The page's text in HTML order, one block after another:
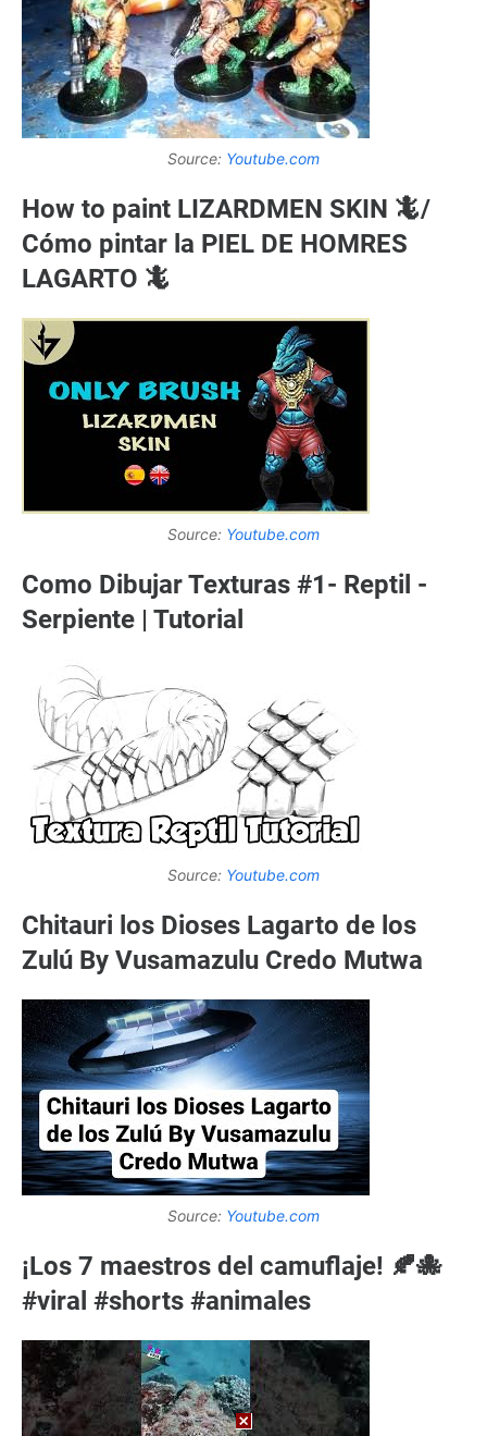
Source: Youtube.com
How to paint LIZARDMEN SKIN 🦎/
Cómo pintar la PIEL DE HOMRES
LAGARTO 🦎
Source: Youtube.com
Como Dibujar Texturas #1- Reptil -
Serpiente | Tutorial
Source: Youtube.com
Chitauri los Dioses Lagarto de los
Zulú By Vusamazulu Credo Mutwa
Source: Youtube.com
¡Los 7 maestros del camuflaje! 🍂🐙
#viral #shorts #animales